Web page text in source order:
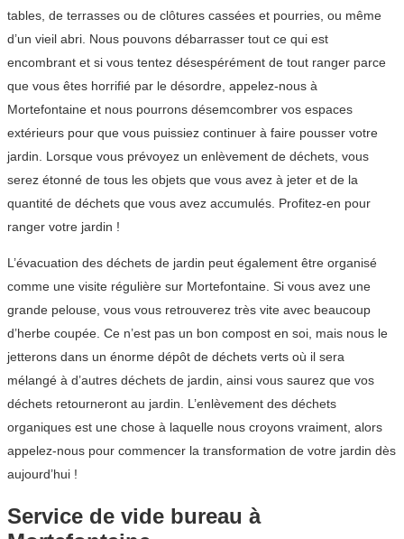
tables, de terrasses ou de clôtures cassées et pourries, ou même
d’un vieil abri. Nous pouvons débarrasser tout ce qui est
encombrant et si vous tentez désespérément de tout ranger parce
que vous êtes horrifié par le désordre, appelez-nous à
Mortefontaine et nous pourrons désemcombrer vos espaces
extérieurs pour que vous puissiez continuer à faire pousser votre
jardin. Lorsque vous prévoyez un enlèvement de déchets, vous
serez étonné de tous les objets que vous avez à jeter et de la
quantité de déchets que vous avez accumulés. Profitez-en pour
ranger votre jardin !
L’évacuation des déchets de jardin peut également être organisé
comme une visite régulière sur Mortefontaine. Si vous avez une
grande pelouse, vous vous retrouverez très vite avec beaucoup
d’herbe coupée. Ce n’est pas un bon compost en soi, mais nous le
jetterons dans un énorme dépôt de déchets verts où il sera
mélangé à d’autres déchets de jardin, ainsi vous saurez que vos
déchets retourneront au jardin. L’enlèvement des déchets
organiques est une chose à laquelle nous croyons vraiment, alors
appelez-nous pour commencer la transformation de votre jardin dès
aujourd’hui !
Service de vide bureau à